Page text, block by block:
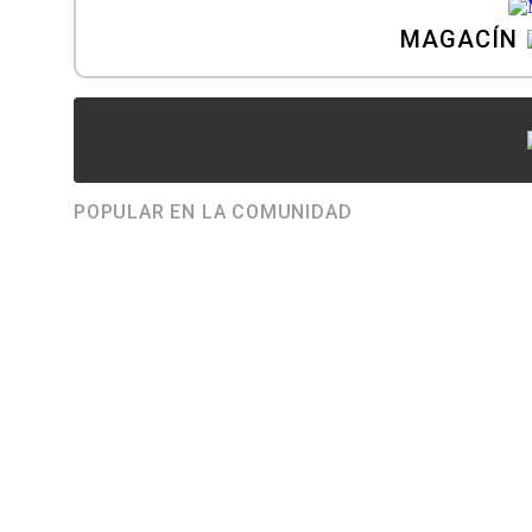
MAGACÍN
POPULAR EN LA COMUNIDAD